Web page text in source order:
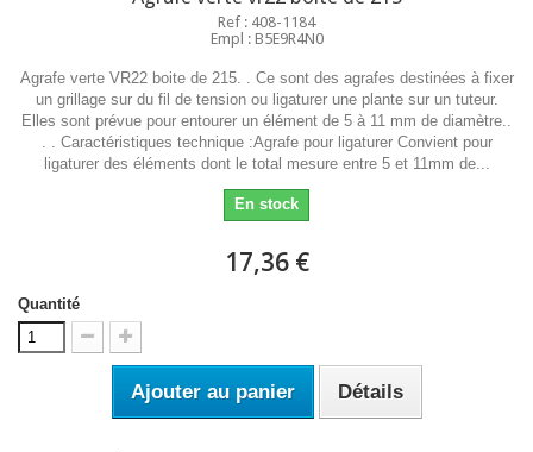
Ref : 408-1184
Empl : B5E9R4N0
Agrafe verte VR22 boite de 215. . Ce sont des agrafes destinées à fixer
un grillage sur du fil de tension ou ligaturer une plante sur un tuteur.
Elles sont prévue pour entourer un élément de 5 à 11 mm de diamètre..
. . Caractéristiques technique :Agrafe pour ligaturer Convient pour
ligaturer des éléments dont le total mesure entre 5 et 11mm de...
En stock
17,36 €
Quantité
Ajouter au panier Détails